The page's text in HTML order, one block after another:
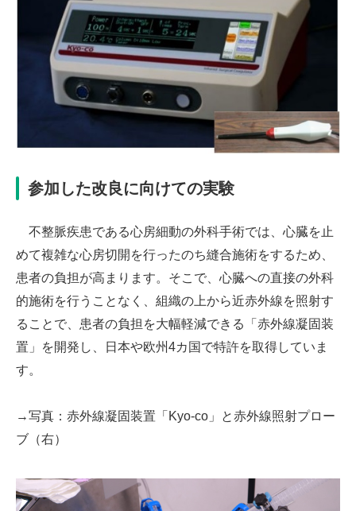
参加した改良に向けての実験
不整脈疾患である心房細動の外科手術では、心臓を止
めて複雑な心房切開を行ったのち縫合施術をするため、
患者の負担が高まります。そこで、心臓への直接の外科
的施術を行うことなく、組織の上から近赤外線を照射す
ることで、患者の負担を大幅軽減できる「赤外線凝固装
置」を開発し、日本や欧州4カ国で特許を取得していま
す。
→写真：赤外線凝固装置「Kyo-co」と赤外線照射プロー
ブ（右）